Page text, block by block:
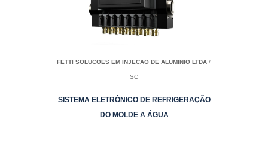
FETTI SOLUCOES EM INJECAO DE ALUMINIO LTDA /
SC
SISTEMA ELETRÔNICO DE REFRIGERAÇÃO
DO MOLDE A ÁGUA